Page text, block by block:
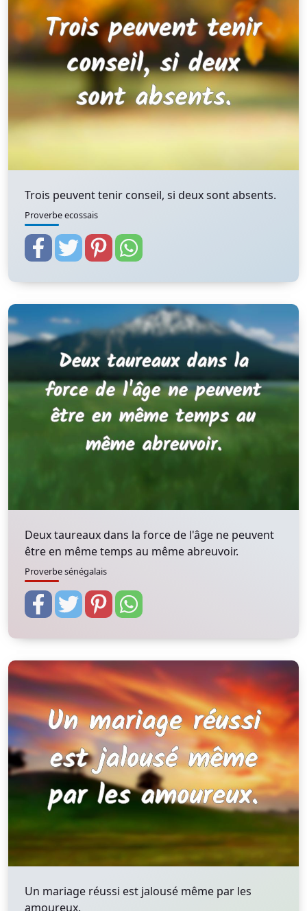
Trois peuvent tenir conseil, si deux sont absents.
Proverbe ecossais
Deux taureaux dans la force de l'âge ne peuvent
être en même temps au même abreuvoir.
Proverbe sénégalais
Un mariage réussi est jalousé même par les
amoureux.